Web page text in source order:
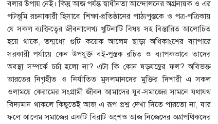
বলার উপায় নেই। কিন্তু আজ পর্যন্ত স্বাধীনতা আন্দোলনের অগ্রনায়ক ও এর
পটভূমি রচনাকারী হিসাবে শিক্ষা-প্রতিষ্ঠানের পাঠ্যপুস্তকে ও পত্র-পত্রিকায়
যে সকল ব্যক্তিত্বের জীবনালেখ্য খুটিনাটি বিষয় সহ বিস্তারিত আলোচিত
হয়ে থাকে, তন্মধ্যে গুটি কয়েক আলেম ছাড়া অধিকাংশের ব্যাপারে
সরকারী পর্যায়ে কেন উপযুক্ত বই-পুস্তক রচিত ও ব্যাপকভাবে তাদের
অবস্থা সম্পর্কে চর্চা হলো না? এটা কি কোন ষড়যন্ত্রের ফল? অবিভক্ত
ভারতের নিগৃহীত ও নির্যাতিত মুসলমানদের মুক্তির দিশারী এ সকল
ওলাময়ে কেরামের সংগ্রামী জীবন আমাদের যুব-সমাজের সামনে যথাযথ
বিদ্যমান থাকলে কিছুতেই আজ এ রূপ প্রশ্ন দেখা দিতে পারতো না, যার
ফলে আলেম সমাজের একটি বিরাট অংশও আজ নিজেদের অগ্রপথিকদের